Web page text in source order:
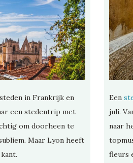
in Frankrijk en
een stedentrip met
om doorheen te
Maar Lyon heeft
Een
juli.
naar
fleurs